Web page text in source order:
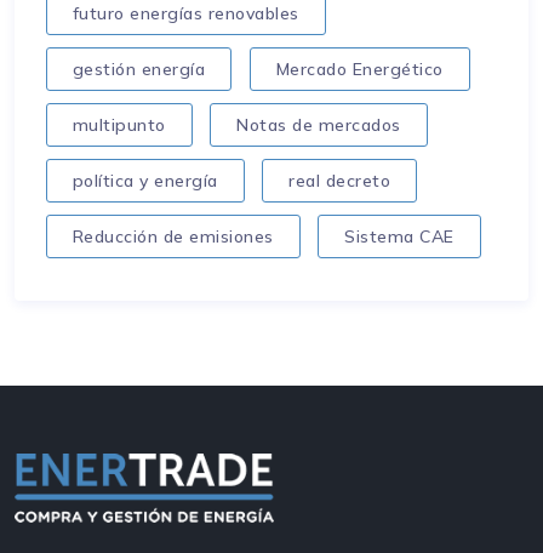
futuro energías renovables
gestión energía Mercado Energético
multipunto Notas de mercados
política y energía real decreto
Reducción de emisiones Sistema CAE